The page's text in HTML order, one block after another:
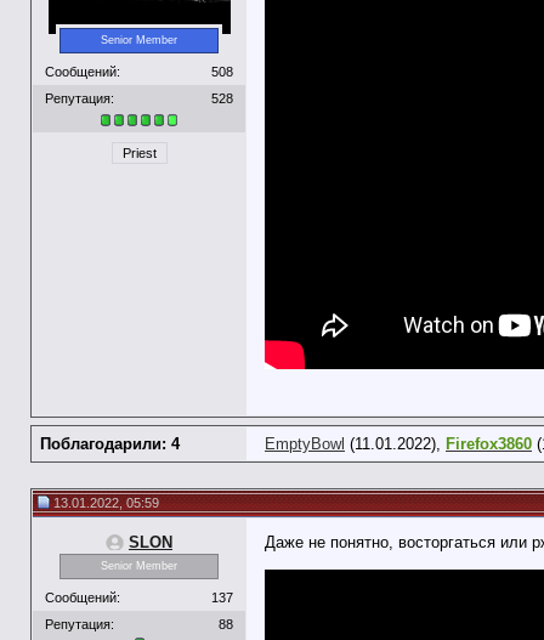
Senior Member
Сообщений:
508
Репутация:
528
Priest
Поблагодарили: 4 EmptyBowl (11.01.2022), Firefox3860
13.01.2022, 05:59
SLON
Senior Member
Сообщений:
137
Репутация:
88
Даже не понятно, восторгаться или